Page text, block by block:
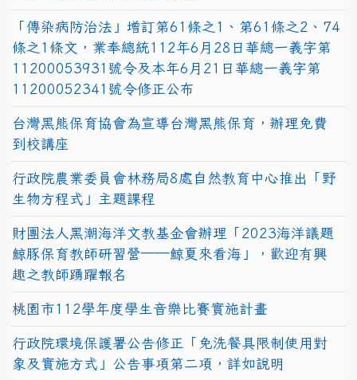
「傳染病防治法」增訂第61條之1、第61條之2、74
條之1條文，業奉總統112年6月28日華總一義字第
11200053931號令及本年6月21日華總一義字第
11200052341號令修正公布
台灣黑熊保育協會為宣導台灣黑熊保育，辦理免費
到校講座
行政院農業委員會林務局8處自然教育中心推出「野
生物方程式」主題課程
財團法人黑潮海洋文教基金會辦理「2023海洋議題
鯨豚保育教師研習營──鯨夏來看海」，歡迎有興
趣之教師踴躍報名
桃園市112學年度學生音樂比賽實施計畫
行政院環境保護署公告修正「免洗餐具限制使用對
象及實施方式」公告事項第二項，詳如說明